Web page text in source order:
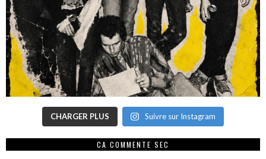
CHARGER PLUS Suivre sur Instagram
CA COMMENTE SEC